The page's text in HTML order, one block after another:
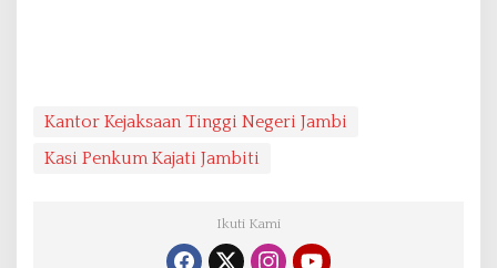
Kantor Kejaksaan Tinggi Negeri Jambi
Kasi Penkum Kajati Jambiti
Ikuti Kami